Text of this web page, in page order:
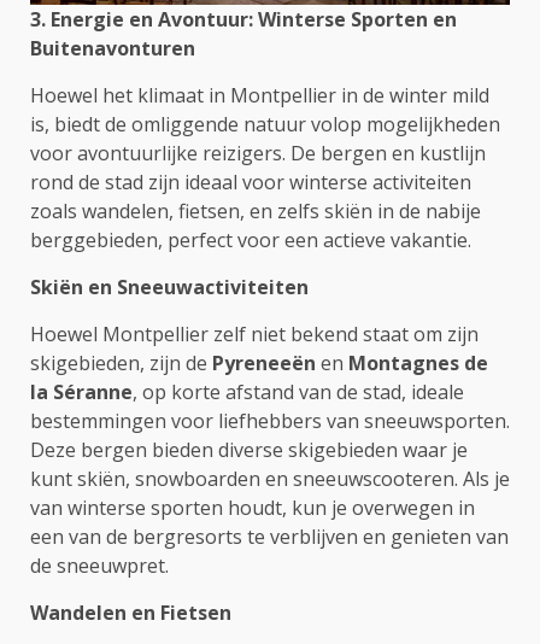
3. Energie en Avontuur: Winterse Sporten en
Buitenavonturen
Hoewel het klimaat in Montpellier in de winter mild
is, biedt de omliggende natuur volop mogelijkheden
voor avontuurlijke reizigers. De bergen en kustlijn
rond de stad zijn ideaal voor winterse activiteiten
zoals wandelen, fietsen, en zelfs skiën in de nabije
berggebieden, perfect voor een actieve vakantie.
Skiën en Sneeuwactiviteiten
Hoewel Montpellier zelf niet bekend staat om zijn
skigebieden, zijn de Pyreneeën en Montagnes de
la Séranne, op korte afstand van de stad, ideale
bestemmingen voor liefhebbers van sneeuwsporten.
Deze bergen bieden diverse skigebieden waar je
kunt skiën, snowboarden en sneeuwscooteren. Als je
van winterse sporten houdt, kun je overwegen in
een van de bergresorts te verblijven en genieten van
de sneeuwpret.
Wandelen en Fietsen